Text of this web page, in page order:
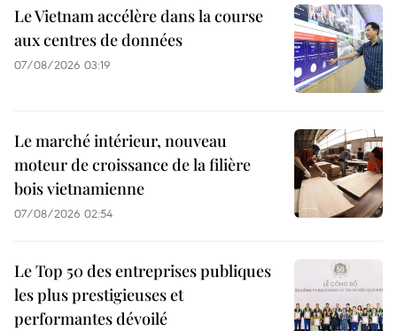
Le Vietnam accélère dans la course
aux centres de données
07/08/2026 03:19
Le marché intérieur, nouveau
moteur de croissance de la filière
bois vietnamienne
07/08/2026 02:54
Le Top 50 des entreprises publiques
les plus prestigieuses et
performantes dévoilé